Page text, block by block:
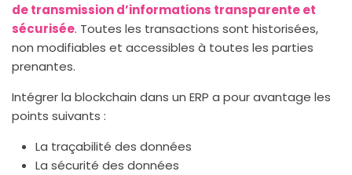
de transmission d’informations transparente et
sécurisée. Toutes les transactions sont historisées,
non modifiables et accessibles à toutes les parties
prenantes.
Intégrer la blockchain dans un ERP a pour avantage les
points suivants :
La traçabilité des données
La sécurité des données